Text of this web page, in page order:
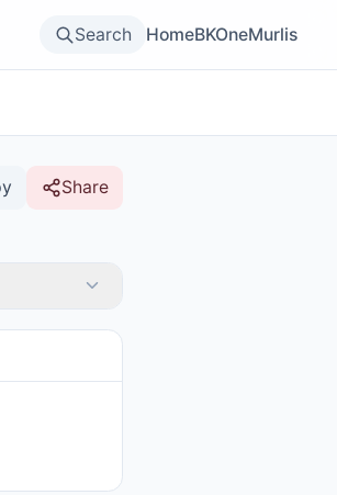
Search HomeBKOneMurlis
Share